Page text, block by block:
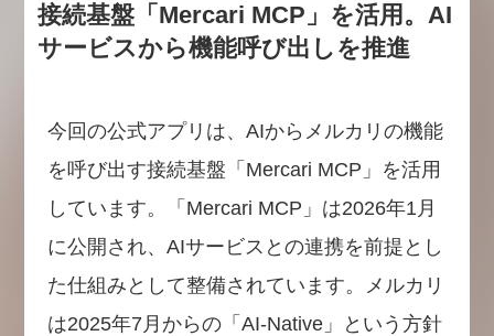
接続基盤「Mercari MCP」を活用。AI
サービスから機能呼び出しを推進
今回の公式アプリは、AIからメルカリの機能
を呼び出す接続基盤「Mercari MCP」を活用
しています。「Mercari MCP」は2026年1月
に公開され、AIサービスとの連携を前提とし
た仕組みとして整備されています。メルカリ
は2025年7月からの「AI-Native」という方針